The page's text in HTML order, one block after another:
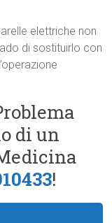
elettriche non
di sostituirlo con
di un
!